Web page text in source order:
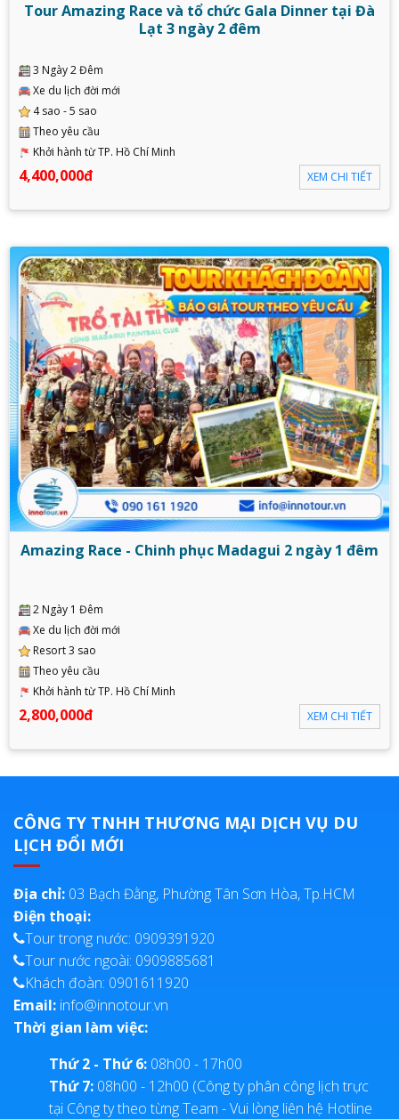
Tour Amazing Race và tổ chức Gala Dinner tại Đà
Lạt 3 ngày 2 đêm
3 Ngày 2 Đêm
Xe du lịch đời mới
4 sao - 5 sao
Theo yêu cầu
Khởi hành từ TP. Hồ Chí Minh
4,400,000đ XEM CHI TIẾT
Amazing Race - Chinh phục Madagui 2 ngày 1 đêm
2 Ngày 1 Đêm
Xe du lịch đời mới
Resort 3 sao
Theo yêu cầu
Khởi hành từ TP. Hồ Chí Minh
2,800,000đ XEM CHI TIẾT
CÔNG TY TNHH THƯƠNG MẠI DỊCH VỤ DU
LỊCH ĐỔI MỚI
Địa chỉ: 03 Bạch Đằng, Phường Tân Sơn Hòa, Tp.HCM
Điện thoại:
Tour trong nước: 0909391920
Tour nước ngoài: 0909885681
Khách đoàn: 0901611920
Email: info@innotour.vn
Thời gian làm việc:
Thứ 2 - Thứ 6: 08h00 - 17h00
Thứ 7: 08h00 - 12h00 (Công ty phân công lịch trực
tại Công ty theo từng Team - Vui lòng liên hệ Hotline